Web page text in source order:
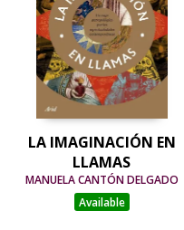
LA IMAGINACIÓN EN
LLAMAS
MANUELA CANTÓN DELGADO
Available